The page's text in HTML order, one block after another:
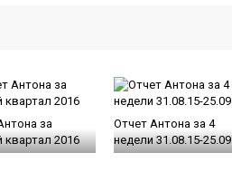
за
квартал 2016
Отчет Антона за 4
недели 31.08.15-